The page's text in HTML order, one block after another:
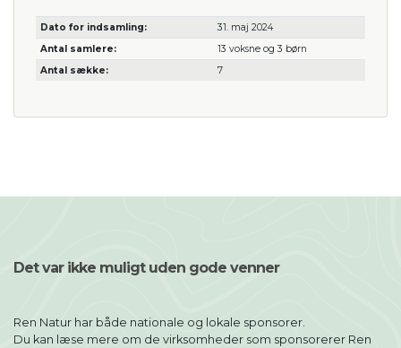
Dato for indsamling:
31. maj 2024
Antal samlere:
13 voksne og 3 børn
Antal sække:
7
Det var ikke muligt uden gode venner
Ren Natur har både nationale og lokale sponsorer.
Du kan læse mere om de virksomheder som sponsorerer Ren